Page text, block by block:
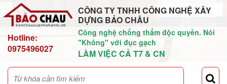
Hotline:
0975496027
CÔNG TY TNHH CÔNG NGHỆ XÂY
DỰNG BẢO CHÂU
Công nghệ chống thấm độc quyền. Nói
"Không" với đục gạch
LÀM VIỆC CẢ T7 & CN